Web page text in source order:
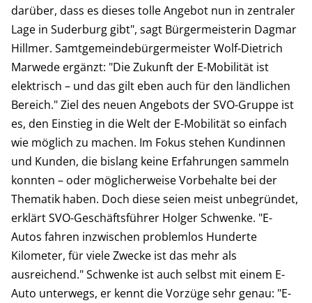
darüber, dass es dieses tolle Angebot nun in zentraler
Lage in Suderburg gibt", sagt Bürgermeisterin Dagmar
Hillmer. Samtgemeindebürgermeister Wolf-Dietrich
Marwede ergänzt: "Die Zukunft der E-Mobilität ist
elektrisch – und das gilt eben auch für den ländlichen
Bereich." Ziel des neuen Angebots der SVO-Gruppe ist
es, den Einstieg in die Welt der E-Mobilität so einfach
wie möglich zu machen. Im Fokus stehen Kundinnen
und Kunden, die bislang keine Erfahrungen sammeln
konnten – oder möglicherweise Vorbehalte bei der
Thematik haben. Doch diese seien meist unbegründet,
erklärt SVO-Geschäftsführer Holger Schwenke. "E-
Autos fahren inzwischen problemlos Hunderte
Kilometer, für viele Zwecke ist das mehr als
ausreichend." Schwenke ist auch selbst mit einem E-
Auto unterwegs, er kennt die Vorzüge sehr genau: "E-